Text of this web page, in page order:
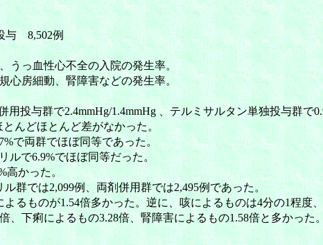
与 8,502例
っ血性心不全の入院の発生率。
房細動、腎障害などの発生率。
投与群で2.4mmHg/1.4mmHg 、テルミサルタン単独投与群で
んどほとんど差がなかった。
で両群でほぼ同等であった。
ルで6.9%でほぼ同等だった。
高かった。
群では2,099例、両剤併用群では2,495例であった。
ものが1.54倍多かった。逆に、咳によるものは4分の1程度
、下痢によるもの3.28倍、腎障害によるもの1.58倍と多かった